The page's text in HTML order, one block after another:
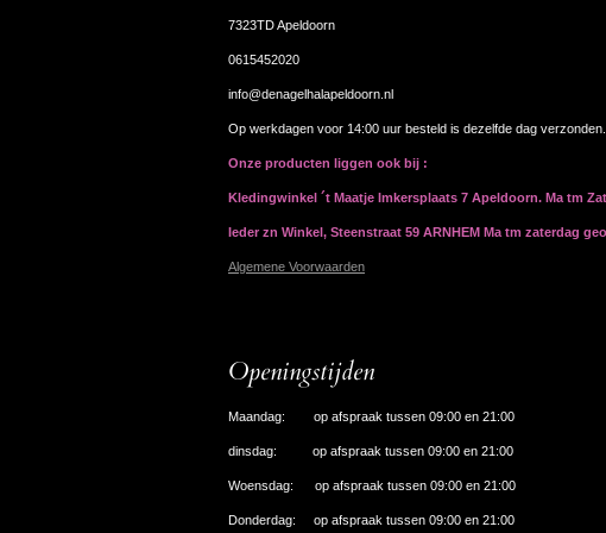
7323TD Apeldoorn
0615452020
info@denagelhalapeldoorn.nl
Op werkdagen voor 14:00 uur besteld is dezelfde dag verzonden.
Onze producten liggen ook bij :
Kledingwinkel ´t Maatje Imkersplaats 7 Apeldoorn. Ma tm
Ieder zn Winkel, Steenstraat 59 ARNHEM Ma tm zaterdag
Algemene Voorwaarden
Openingstijden
Maandag: op afspraak tussen 09:00 en 21:00
dinsdag: op afspraak tussen 09:00 en 21:00
Woensdag: op afspraak tussen 09:00 en 21:00
Donderdag: op afspraak tussen 09:00 en 21:00